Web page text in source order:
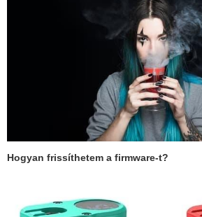
Hogyan frissíthetem a firmware-t?